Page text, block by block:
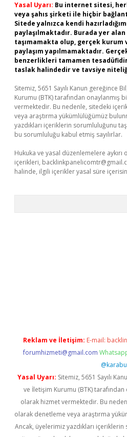
Yasal Uyarı: Bu internet sitesi,
veya şahıs şirketi ile hiçbir
Sitede yalnızca kendi
paylaşılmaktadır. Burada yer
taşımamakta olup, gerçek kurum
paylaşım yapılmamaktadır.
benzerlikleri tamamen
taslak halindedir ve tavsiye
Sitemiz, 5651 Sayılı Kanun gereğince
Kurumu (BTK) tarafından onaylanmış
vermektedir. Bu nedenle, sitedeki
veya araştırma yükümlülüğümüz
yazdıkları içeriklerin sorumluluğunu
bu sorumluluğu kabul etmiş sayılırlar.
Hukuka ve yasal düzenlemelere
içerikleri,
halinde, ilgili içerikler yasal süre
Reklam ve İletişim: E-mail:
forumhizmeti@gmail.com
Yasal Uyarı: Sitemiz, 5651 Sayılı
ve İletişim Kurumu (BTK) tarafından
olarak hizmet vermektedir. Bu
olarak denetleme veya araştırma
Ancak, üyelerimiz yazdıkları